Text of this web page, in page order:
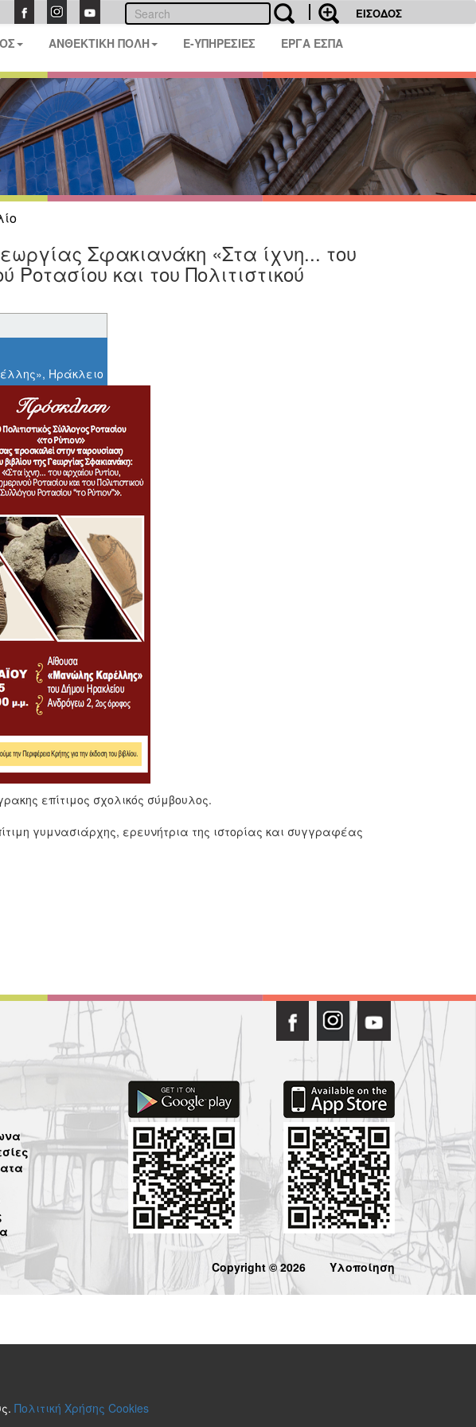
ΕΙΣΟΔΟΣ
ΑΝΘΕΚΤΙΚΗ ΠΟΛΗ E-ΥΠΗΡΕΣΙΕΣ ΕΡΓΑ ΕΣΠΑ
Σφακιανάκη «Στα ίχνη... του
Ροτασίου και του Πολιτιστικού
Ηράκλειο
επίτιμος σχολικός σύμβουλος.
γυμνασιάρχης, ερευνήτρια της ιστορίας και συγγραφέας
Copyright © 2026 Υλοποίηση
Πολιτική Χρήσης Cookies